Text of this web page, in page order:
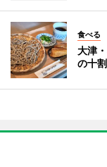
食べる
大津
の十